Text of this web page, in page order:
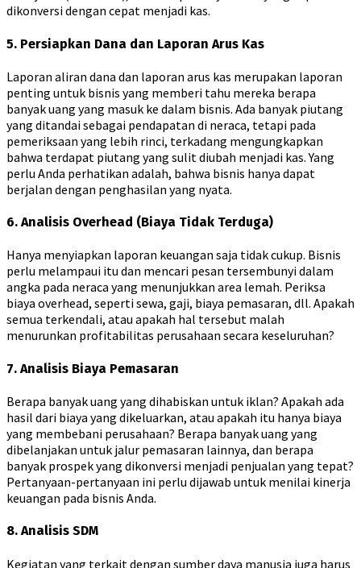
dikonversi dengan cepat menjadi kas.
5. Persiapkan Dana dan Laporan Arus Kas
Laporan aliran dana dan laporan arus kas merupakan laporan
penting untuk bisnis yang memberi tahu mereka berapa
banyak uang yang masuk ke dalam bisnis. Ada banyak piutang
yang ditandai sebagai pendapatan di neraca, tetapi pada
pemeriksaan yang lebih rinci, terkadang mengungkapkan
bahwa terdapat piutang yang sulit diubah menjadi kas. Yang
perlu Anda perhatikan adalah, bahwa bisnis hanya dapat
berjalan dengan penghasilan yang nyata.
6. Analisis Overhead (Biaya Tidak Terduga)
Hanya menyiapkan laporan keuangan saja tidak cukup. Bisnis
perlu melampaui itu dan mencari pesan tersembunyi dalam
angka pada neraca yang menunjukkan area lemah. Periksa
biaya overhead, seperti sewa, gaji, biaya pemasaran, dll. Apakah
semua terkendali, atau apakah hal tersebut malah
menurunkan profitabilitas perusahaan secara keseluruhan?
7. Analisis Biaya Pemasaran
Berapa banyak uang yang dihabiskan untuk iklan? Apakah ada
hasil dari biaya yang dikeluarkan, atau apakah itu hanya biaya
yang membebani perusahaan? Berapa banyak uang yang
dibelanjakan untuk jalur pemasaran lainnya, dan berapa
banyak prospek yang dikonversi menjadi penjualan yang tepat?
Pertanyaan-pertanyaan ini perlu dijawab untuk menilai kinerja
keuangan pada bisnis Anda.
8. Analisis SDM
Kegiatan yang terkait dengan sumber daya manusia juga harus